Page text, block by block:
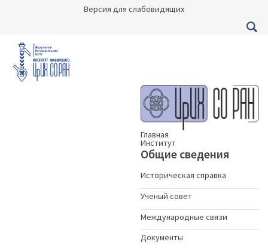
Версия для слабовидящих
Главная
Институт
Общие сведения
Историческая справка
Ученый совет
Международные связи
Документы